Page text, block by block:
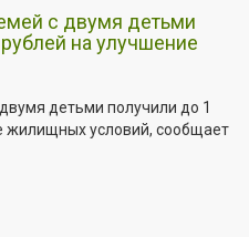
с двумя детьми
на улучшение
детьми получили до 1
жилищных условий, сообщает